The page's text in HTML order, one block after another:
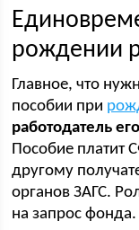
рождении
Главное, что
пособии при
работодатель
Пособие платит
другому
органов ЗАГС.
на запрос фонда.